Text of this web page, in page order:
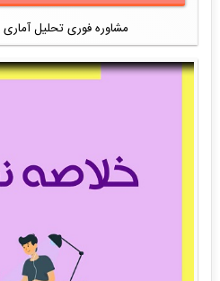
مشاوره فوری تحلیل آماری